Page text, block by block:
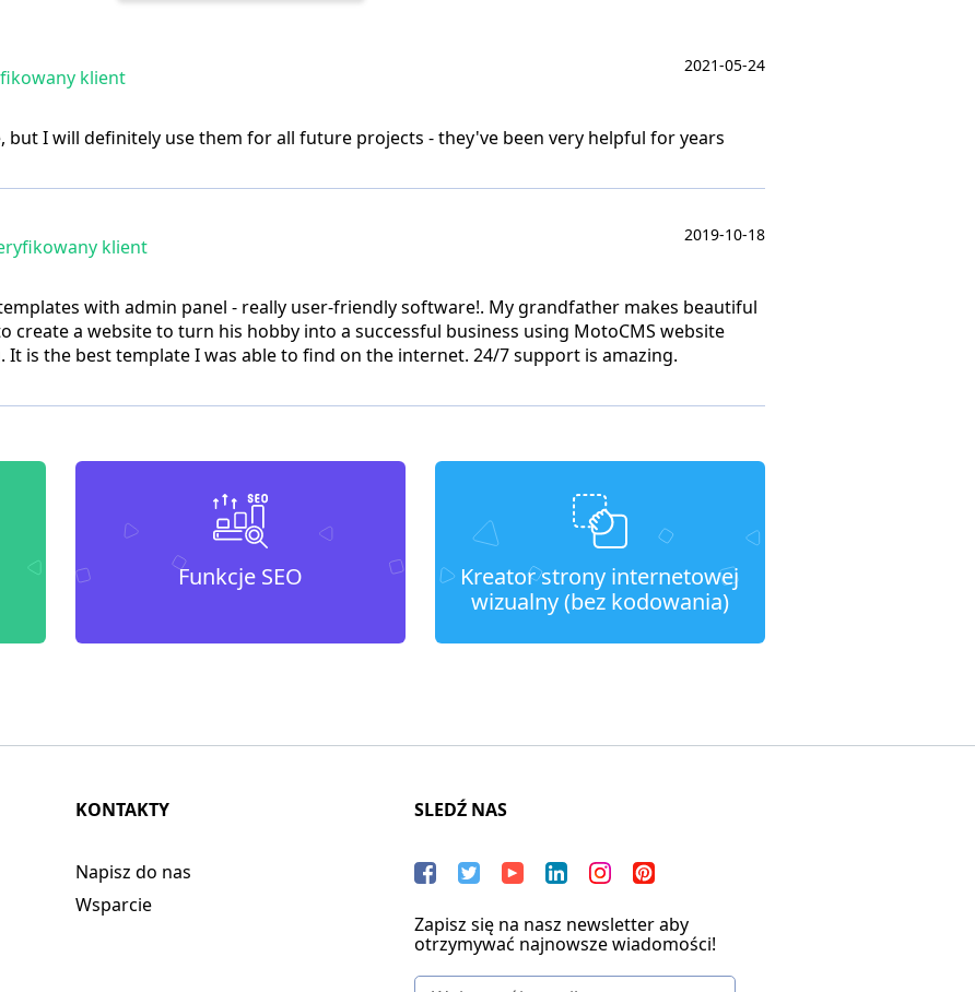
klient
2021-05-24
but I will definitely use them for all future projects - they've been very helpful for years
klient
2019-10-18
with admin panel - really user-friendly software!. My grandfather makes beautiful
a website to turn his hobby into a successful business using MotoCMS website
is the best template I was able to find on the internet. 24/7 support is amazing.
Funkcje SEO
Kreator strony internetowej
wizualny (bez kodowania)
KONTAKTY
Napisz do nas
Wsparcie
SLEDŹ NAS
Zapisz się na nasz newsletter aby
otrzymywać najnowsze wiadomości!